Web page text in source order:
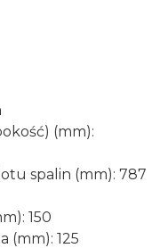
(mm):
spalin (mm): 787
150
(mm): 125